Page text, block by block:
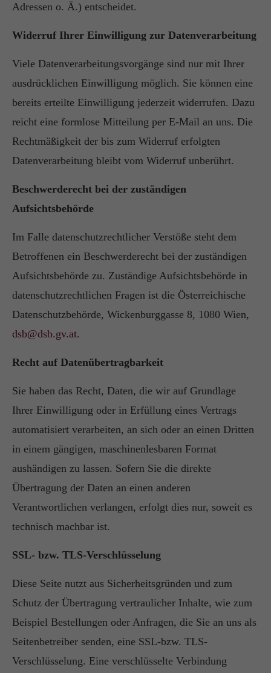
Adressen o. Ä.) entscheidet.
Widerruf Ihrer Einwilligung zur Datenverarbeitung
Viele Datenverarbeitungsvorgänge sind nur mit Ihrer
ausdrücklichen Einwilligung möglich. Sie können eine
bereits erteilte Einwilligung jederzeit widerrufen. Dazu
reicht eine formlose Mitteilung per E-Mail an uns. Die
Rechtmäßigkeit der bis zum Widerruf erfolgten
Datenverarbeitung bleibt vom Widerruf unberührt.
Beschwerderecht bei der zuständigen
Aufsichtsbehörde
Im Falle datenschutzrechtlicher Verstöße steht dem
Betroffenen ein Beschwerderecht bei der zuständigen
Aufsichtsbehörde zu. Zuständige Aufsichtsbehörde in
datenschutzrechtlichen Fragen ist die Österreichische
Datenschutzbehörde, Wickenburggasse 8, 1080 Wien,
dsb@dsb.gv.at.
Recht auf Datenübertragbarkeit
Sie haben das Recht, Daten, die wir auf Grundlage
Ihrer Einwilligung oder in Erfüllung eines Vertrags
automatisiert verarbeiten, an sich oder an einen Dritten
in einem gängigen, maschinenlesbaren Format
aushändigen zu lassen. Sofern Sie die direkte
Übertragung der Daten an einen anderen
Verantwortlichen verlangen, erfolgt dies nur, soweit es
technisch machbar ist.
SSL- bzw. TLS-Verschlüsselung
Diese Seite nutzt aus Sicherheitsgründen und zum
Schutz der Übertragung vertraulicher Inhalte, wie zum
Beispiel Bestellungen oder Anfragen, die Sie an uns als
Seitenbetreiber senden, eine SSL-bzw. TLS-
Verschlüsselung. Eine verschlüsselte Verbindung